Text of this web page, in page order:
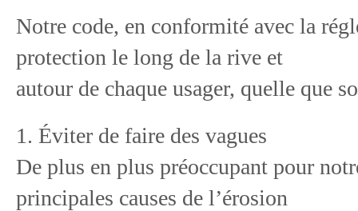
Notre code, en conformité avec la
protection le long de la rive et
autour de chaque usager, quelle que
1. Éviter de faire des vagues
De plus en plus préoccupant pour
principales causes de l’érosion